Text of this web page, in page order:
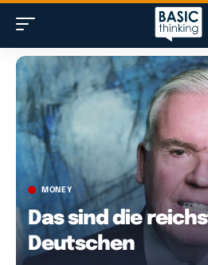
MONEY
Das sind die
Deutschen